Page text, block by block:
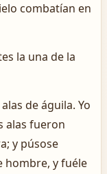
combatían en
la una de la
de águila. Yo
alas fueron
y púsose
hombre, y fuéle